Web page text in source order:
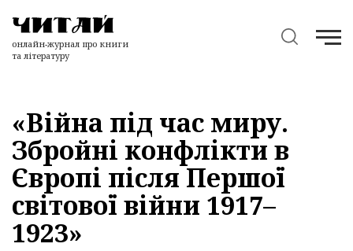
онлайн-журнал про книги
та літературу
«Війна під час миру.
Збройні конфлікти в
Європі після Першої
світової війни 1917–
1923»